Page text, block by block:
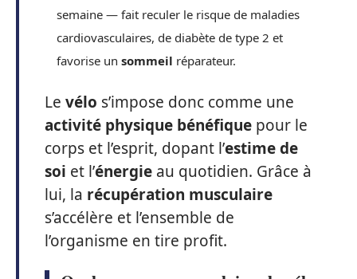
semaine — fait reculer le risque de maladies
cardiovasculaires, de diabète de type 2 et
favorise un sommeil réparateur.
Le vélo s’impose donc comme une
activité physique bénéfique pour le
corps et l’esprit, dopant l’estime de
soi et l’énergie au quotidien. Grâce à
lui, la récupération musculaire
s’accélère et l’ensemble de
l’organisme en tire profit.